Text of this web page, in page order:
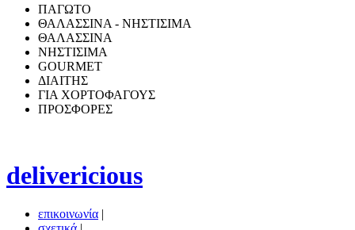
ΠΑΓΩΤΟ
ΘΑΛΑΣΣΙΝΑ - ΝΗΣΤΙΣΙΜΑ
ΘΑΛΑΣΣΙΝΑ
ΝΗΣΤΙΣΙΜΑ
GOURMET
ΔΙΑΙΤΗΣ
ΓΙΑ ΧΟΡΤΟΦΑΓΟΥΣ
ΠΡΟΣΦΟΡΕΣ
delivericious
επικοινωνία |